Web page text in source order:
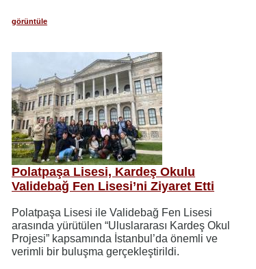
görüntüle
Polatpaşa Lisesi, Kardeş Okulu
Validebağ Fen Lisesi’ni Ziyaret Etti
Polatpaşa Lisesi ile Validebağ Fen Lisesi
arasında yürütülen “Uluslararası Kardeş Okul
Projesi” kapsamında İstanbul’da önemli ve
verimli bir buluşma gerçekleştirildi.